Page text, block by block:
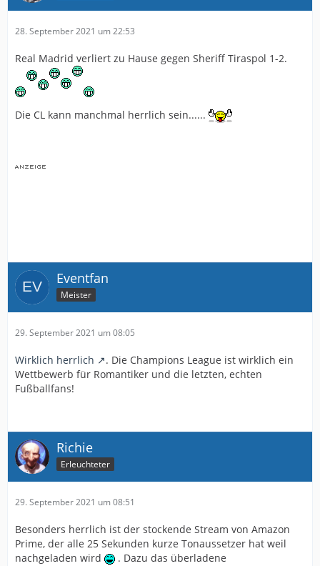
28. September 2021 um 22:53
Real Madrid verliert zu Hause gegen Sheriff Tiraspol 1-2.
Die CL kann manchmal herrlich sein......
Eventfan
Meister
29. September 2021 um 08:05
Wirklich herrlich
. Die Champions League ist wirklich ein
Wettbewerb für Romantiker und die letzten, echten
Fußballfans!
Richie
Erleuchteter
29. September 2021 um 08:51
Besonders herrlich ist der stockende Stream von Amazon
Prime, der alle 25 Sekunden kurze Tonaussetzer hat weil
nachgeladen wird
. Dazu das überladene